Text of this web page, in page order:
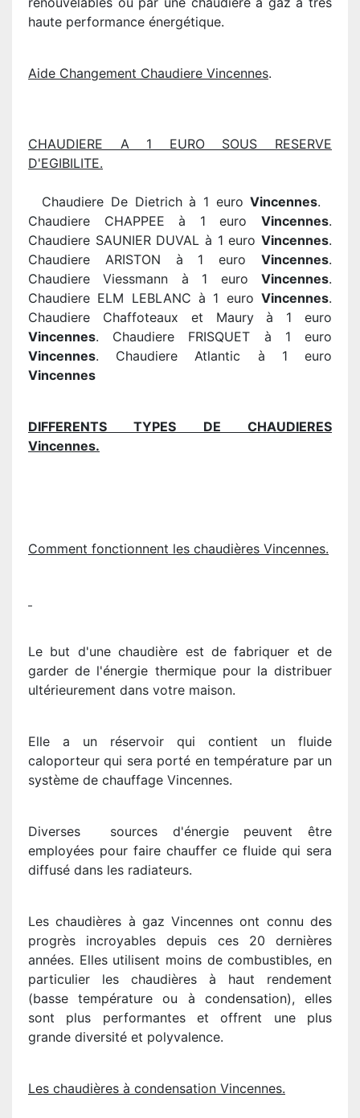
haute performance énergétique.
Aide Changement Chaudiere Vincennes.
CHAUDIERE A 1 EURO SOUS RESERVE
D'EGIBILITE.
Chaudiere De Dietrich à 1 euroVincennes.
Chaudiere CHAPPEE à 1 euro Vincennes.
Chaudiere SAUNIER DUVAL à 1 euro Vincennes.
Chaudiere ARISTON à 1 euro Vincennes.
Chaudiere Viessmann à 1 euro Vincennes.
Chaudiere ELM LEBLANC à 1 euro Vincennes.
Chaudiere Chaffoteaux et Maury à 1 euro
Vincennes. Chaudiere FRISQUET à 1 euro
Vincennes. Chaudiere Atlantic à 1 euro
Vincennes
DIFFERENTS TYPES DE CHAUDIERES
Vincennes.
Comment fonctionnent les chaudières Vincennes.
Le but d'une chaudière est de fabriquer et de
garder de l'énergie thermique pour la distribuer
ultérieurement dans votre maison.
Elle a un réservoir qui contient un fluide
caloporteur qui sera porté en température par un
système de chauffage Vincennes.
Diverses sources d'énergie peuvent être
employées pour faire chauffer ce fluide qui sera
diffusé dans les radiateurs.
Les chaudières à gaz Vincennes ont connu des
progrès incroyables depuis ces 20 dernières
années. Elles utilisent moins de combustibles, en
particulier les chaudières à haut rendement
(basse température ou à condensation), elles
sont plus performantes et offrent une plus
grande diversité et polyvalence.
Les chaudières à condensation Vincennes.